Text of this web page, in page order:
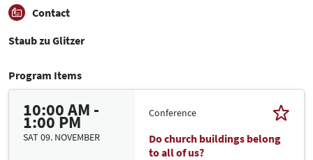
Contact
Staub zu Glitzer
Program Items
10:00 AM -
1:00 PM
SAT 09. NOVEMBER
Conference
Do church buildings belong
to all of us?